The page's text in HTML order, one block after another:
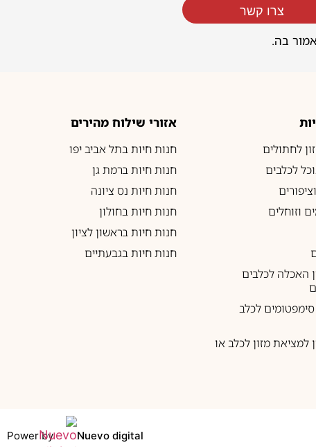
בה.
צרו קשר
לחתולים
לכלבים
וזוחלים
האכלה לכלבים
לכלב
למציאת מזון לכלב או
אזורי שילוח מהירים
חנות חיות בתל אביב יפו
חנות חיות ברמת גן
חנות חיות נס ציונה
חנות חיות בחולון
חנות חיות בראשון לציון
חנות חיות בגבעתיים
Power by Nuevo digital